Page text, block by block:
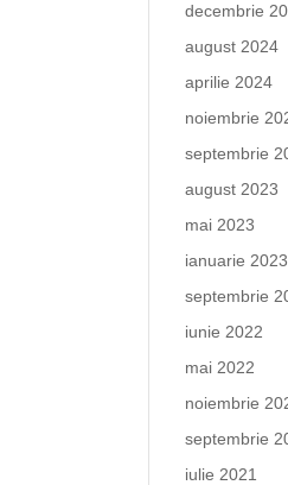
decembrie
august 2024
aprilie 2024
noiembrie
septembrie
august 2023
mai 2023
ianuarie 2023
septembrie
iunie 2022
mai 2022
noiembrie
septembrie
iulie 2021